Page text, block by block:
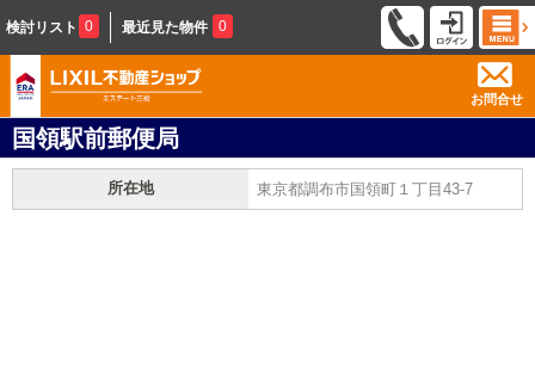
検討リスト 0 最近見た物件 0
お問合せ
国領駅前郵便局
所在地 東京都調布市国領町１丁目43-7